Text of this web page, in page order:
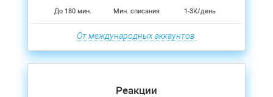
До 180 мин. Мин. списания 1-3К/день
От международных аккаунтов
Реакции